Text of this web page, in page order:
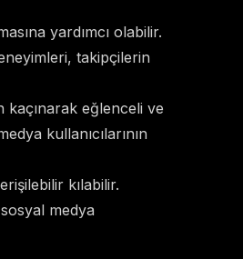
yardımcı olabilir.
takipçilerin
kaçınarak eğlenceli ve
kullanıcılarının
kılabilir.
medya